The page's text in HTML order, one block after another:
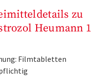
zu
Heumann 1
Filmtabletten